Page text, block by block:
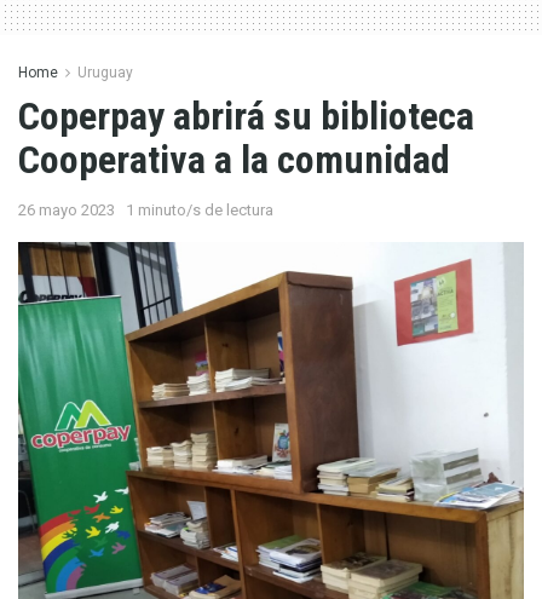
Home Uruguay
Coperpay abrirá su biblioteca
Cooperativa a la comunidad
26 mayo 2023 1 minuto/s de lectura